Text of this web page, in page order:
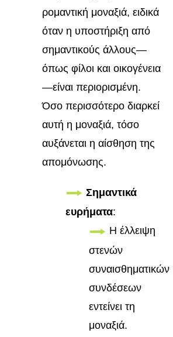
ρομαντική μοναξιά, ειδικά
όταν η υποστήριξη από
σημαντικούς άλλους—
όπως φίλοι και οικογένεια
—είναι περιορισμένη.
Όσο περισσότερο διαρκεί
αυτή η μοναξιά, τόσο
αυξάνεται η αίσθηση της
απομόνωσης.
Σημαντικά
ευρήματα:
Η έλλειψη
στενών
συναισθηματικών
συνδέσεων
εντείνει τη
μοναξιά.